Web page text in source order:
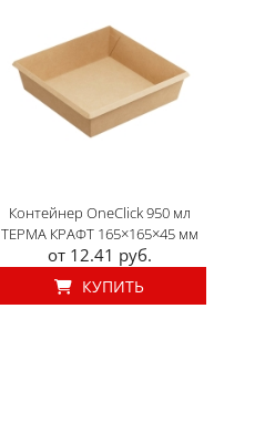
Контейнер OneClick 950 мл
ТЕРМА КРАФТ 165×165×45 мм
от 12.41 руб.
КУПИТЬ